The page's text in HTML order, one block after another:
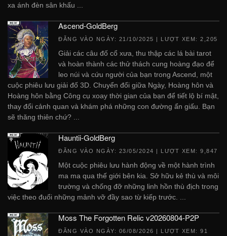
xa ánh đèn sân khấu ...
Ascend-GoldBerg
ĐĂNG VÀO NGÀY: 21/10/2025 | LƯỢT XEM: 2,205
Giải các câu đố cổ xưa, thu thập các lá bài tarot
và hoàn thành các thử thách cung hoàng đạo để
leo núi và cứu người của bạn trong Ascend, một
cuộc phiêu lưu giải đố 3D. Chuyển đổi giữa Ngày, Hoàng hôn và
Hoàng hôn bằng Công cụ xoay thời gian của bạn để tiết lộ bí mật,
thay đổi cảnh quan và khám phá những con đường ẩn giấu. Bạn
sẽ thăng thiên chứ? ...
Hauntii-GoldBerg
ĐĂNG VÀO NGÀY: 23/05/2024 | LƯỢT XEM: 9,847
Một cuộc phiêu lưu hành động về một hành trình
ma ma qua thế giới bên kia. Sở hữu kẻ thù và môi
trường và chống đỡ những linh hồn thù địch trong
việc theo đuổi những mảnh vỡ đầy sao từ kiếp trước. ...
Moss The Forgotten Relic v20260804-P2P
ĐĂNG VÀO NGÀY: 06/08/2026 | LƯỢT XEM: 91